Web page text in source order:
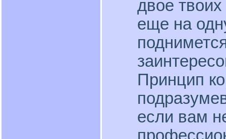
двое
еще на
Принцип
если вам